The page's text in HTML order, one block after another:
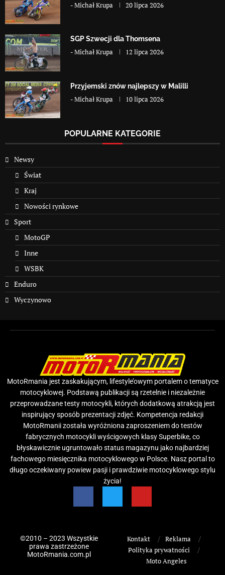
-Michał Krupa 20 lipca 2026
SGP Szwecji dla Thomsena
-Michał Krupa 12 lipca 2026
Przyjemski znów najlepszy w Malilli
-Michał Krupa 10 lipca 2026
POPULARNE KATEGORIE
Newsy
Świat
Kraj
Nowości rynkowe
Sport
MotoGP
Inne
WSBK
Enduro
Wyczynowo
MotoRmania jest zaskakującym, lifestyle’owym portalem o tematyce
motocyklowej. Podstawą publikacji są rzetelnie i niezależnie
przeprowadzane testy motocykli, których dodatkową atrakcją jest
inspirujący sposób prezentacji zdjęć. Kompetencja redakcji
MotoRmanii została wyróżniona zaproszeniem do testów
fabrycznych motocykli wyścigowych klasy Superbike, co
błyskawicznie ugruntowało status magazynu jako najbardziej
fachowego miesięcznika motocyklowego w Polsce. Nasz portal to
długo oczekiwany powiew pasji i prawdziwie motocyklowego stylu
życia!
©2010 – 2023 Wszystkie
prawa zastrzeżone
MotoRmania.com.pl
Kontakt
Reklama
Polityka prywatności
Moto Angeles